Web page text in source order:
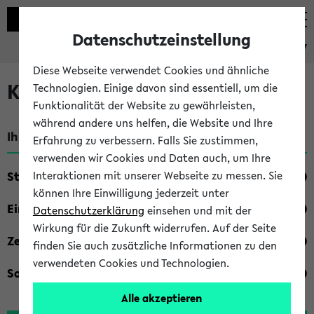
eKVV
Kombisuche im eKVV
Ihre Suchkriterien:
Studienfach
Einrichtung
Zeiten
Sonstiges
Datenschutzeinstellung
Diese Webseite verwendet Cookies und ähnliche
Technologien. Einige davon sind essentiell, um die
Funktionalität der Website zu gewährleisten,
während andere uns helfen, die Website und Ihre
Erfahrung zu verbessern. Falls Sie zustimmen,
verwenden wir Cookies und Daten auch, um Ihre
Interaktionen mit unserer Webseite zu messen. Sie
können Ihre Einwilligung jederzeit unter
Datenschutzerklärung einsehen und mit der
Wirkung für die Zukunft widerrufen. Auf der Seite
finden Sie auch zusätzliche Informationen zu den
verwendeten Cookies und Technologien.
Alle akzeptieren